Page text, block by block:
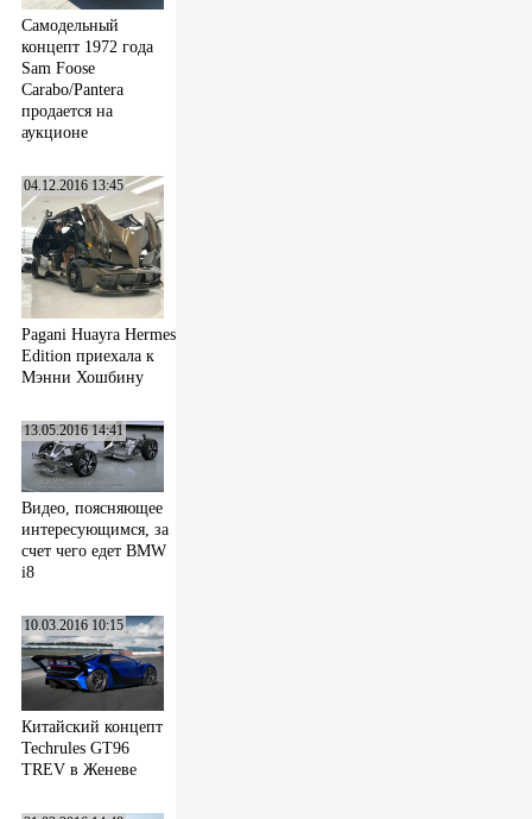
Самодельный
концепт 1972 года
Sam Foose
Carabo/Pantera
продается на
аукционе
04.12.2016 13:45
Pagani Huayra Hermes
Edition приехала к
Мэнни Хошбину
13.05.2016 14:41
Видео, поясняющее
интересующимся, за
счет чего едет BMW
i8
10.03.2016 10:15
Китайский концепт
Techrules GT96
TREV в Женеве